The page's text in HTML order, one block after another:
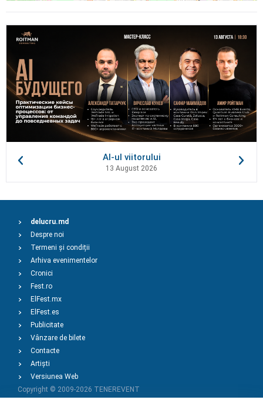
AI-ul viitorului
13 August 2026
delucru.md
Despre noi
Termeni și condiții
Arhiva evenimentelor
Cronici
Fest.ro
ElFest.mx
ElFest.es
Publicitate
Vânzare de bilete
Contacte
Artiști
Versiunea Web
Copyright © 2009-2026 TENEREVENT